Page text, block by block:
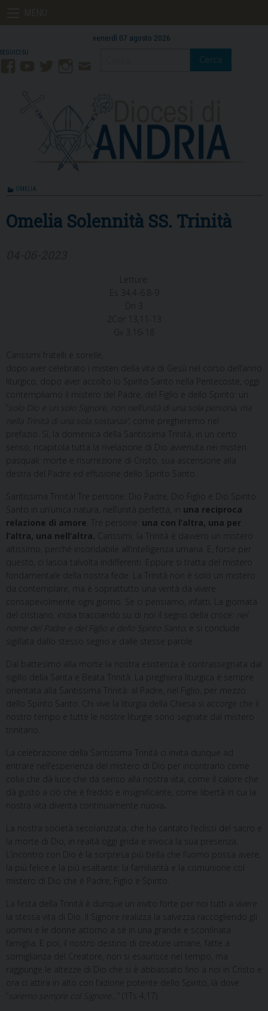
venerdì 07 agosto 2026
Mail
Cerca
OMELIA
Omelia Solennità SS. Trinità
Letture:
Es 34,4-6.8-9
Dn 3
2Cor 13,11-13
Gv 3,16-18
Carissimi fratelli e sorelle,
dopo aver celebrato i misteri della vita di Gesù nel corso dell’anno
liturgico, dopo aver accolto lo Spirito Santo nella Pentecoste, oggi
contempliamo il mistero del Padre, del Figlio e dello Spirito: un
nella Trinità di una sola sostanza”
, come pregheremo nel
prefazio
Sì, la domenica della Santissima Trinità, in un certo
senso, ricapitola tutta la rivelazione di Dio avvenuta nei misteri
pasquali: morte e risurrezione di Cristo, sua ascensione alla
destra del Padre ed effusione dello Spirito Santo.
Santissima Trinità! Tre persone: Dio Padre, Dio Figlio e Dio Spirito
Santo in un’unica natura, nell’unità perfetta, in una reciproca
relazione di amore . Tre persone: una con l’altra, una per
l’altra, una nell’altra.
Carissimi, la Trinità è davvero un mistero
altissimo, perché insondabile all’intelligenza umana. E, forse per
questo, ci lascia talvolta indifferenti. Eppure si tratta del mistero
fondamentale della nostra fede. La Trinità non è solo un mistero
da contemplare, ma è soprattutto una verità da vivere
consapevolmente ogni giorno. Se ci pensiamo, infatti, La giornata
del cristiano, inizia tracciando su di noi il segno della croce:
; e si conclude
sigillata dallo stesso segno e dalle stesse parole.
Dal battesimo alla morte la nostra esistenza è contrassegnata dal
sigillo della Santa e Beata Trinità. La preghiera liturgica è sempre
orientata alla Santissima Trinità: al Padre, nel Figlio, per mezzo
dello Spirito Santo. Chi vive la liturgia della Chiesa si accorge che il
nostro tempo e tutte le nostre liturgie sono segnate dal mistero
trinitario.
La celebrazione della Santissima Trinità ci invita dunque ad
entrare nell’esperienza del mistero di Dio per incontrarlo come
colui che dà luce che dà senso alla nostra vita, come il calore che
dà gusto a ciò che è freddo e insignificante, come libertà in cui la
nostra vita diventa continuamente nuova.
La nostra società secolarizzata, che ha cantato l’eclissi del sacro e
la morte di Dio, in realtà oggi grida e invoca la sua presenza.
L’incontro con Dio è la sorpresa più bella che l’uomo possa avere,
la più felice e la più esaltante: la familiarità e la comunione col
mistero di Dio che è Padre, Figlio e Spirito.
La festa della Trinità è dunque un invito forte per noi tutti a vivere
la stessa vita di Dio. Il Signore realizza la salvezza raccogliendo gli
uomini e le donne attorno a sé in una grande e sconfinata
famiglia. E poi, il nostro destino di creature umane, fatte a
somiglianza del Creatore, non si esaurisce nel tempo, ma
raggiunge le altezze di Dio che si è abbassato fino a noi in Cristo e
ora ci attira in alto con l’azione potente dello Spirito, là dove
saremo sempre col Signore… ” (1Ts 4,17).